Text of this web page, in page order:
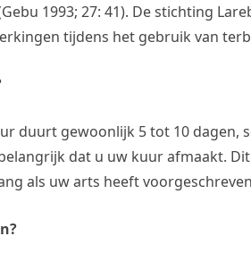
1993; 27: 41). De stichting
tijdens het gebruik van
duurt gewoonlijk 5 tot 10 dagen,
dat u uw kuur afmaakt.
als uw arts heeft